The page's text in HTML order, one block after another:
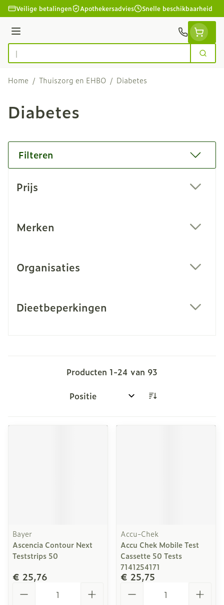
Ga naar de inhoud
Veilige betalingen Apothekersadvies Snelle beschikbaarheid
Menu
Product, merk, categorie...
Zoek
Home / Thuiszorg en EHBO / Diabetes
Diabetes
Filteren
Prijs
Merken
Organisaties
Dieetbeperkingen
Producten 1-24 van 93
Sorteer op:
Bayer
Ascencia Contour Next
Teststrips 50
€ 25,76
Accu-Chek
Accu Chek Mobile Test
Cassette 50 Tests
7141254171
€ 25,75